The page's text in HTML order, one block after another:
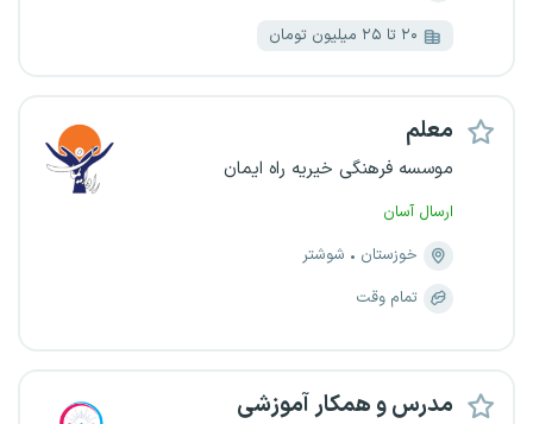
۲۰ تا ۲۵ میلیون تومان
معلم
موسسه فرهنگی خیریه راه ایمان
ارسال آسان
خوزستان
شوشتر
تمام وقت
مدرس و همکار آموزشی